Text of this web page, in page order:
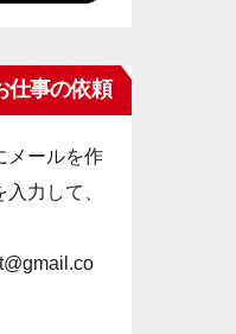
仕事の依頼
メールを作
力して、